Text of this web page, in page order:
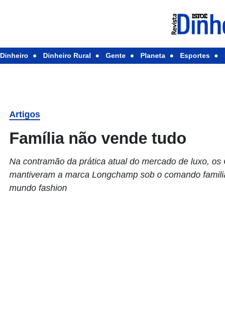
Dinheiro Dinheiro Rural Gente Planeta Esportes
Artigos
Família não vende tudo
Na contramão da prática atual do mercado de luxo,
mantiveram a marca Longchamp sob o comando
mundo fashion